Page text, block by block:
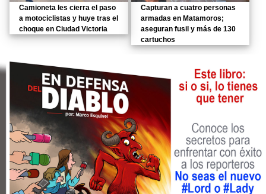
Camioneta les cierra el paso
a motociclistas y huye tras el
choque en Ciudad Victoria
Capturan a cuatro personas
armadas en Matamoros;
aseguran fusil y más de 130
cartuchos